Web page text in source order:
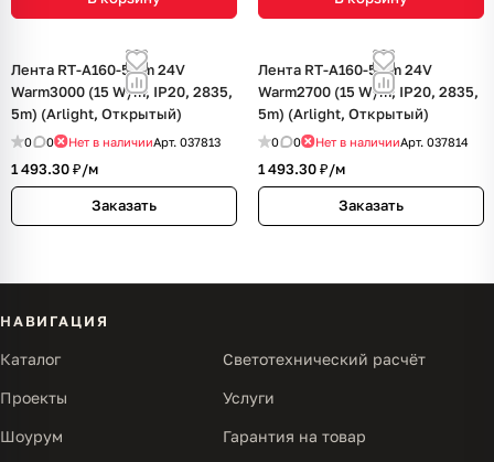
Лента RT-A160-5mm 24V
Warm3000 (15 W/m, IP20, 2835,
5m) (Arlight, Открытый)
0 0 Нет в наличииАрт. 037813
1 493.30 ₽/м
Заказать
Лента RT-A160-5mm 24V
Warm2700 (15 W/m, IP20, 2835,
5m) (Arlight, Открытый)
0 0 Нет в наличииАрт. 037814
1 493.30 ₽/м
Заказать
НАВИГАЦИЯ
Каталог Светотехнический расчёт
Проекты Услуги
Шоурум Гарантия на товар